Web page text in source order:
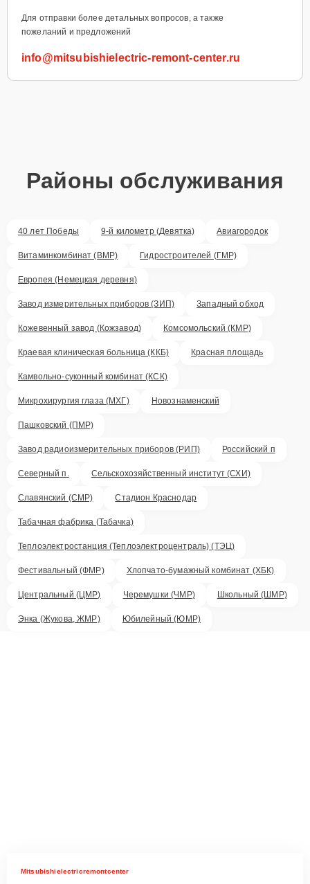
Для отправки более детальных вопросов, а также
пожеланий и предложений
info@mitsubishielectric-remont-center.ru
Районы обслуживания
40 лет Победы 9-й километр (Девятка) Авиагородок
Витаминкомбинат (ВМР) Гидростроителей (ГМР)
Европея (Немецкая деревня)
Завод измерительных приборов (ЗИП) Западный обход
Кожевенный завод (Кожзавод) Комсомольский (КМР)
Краевая клиническая больница (ККБ) Красная площадь
Камвольно-суконный комбинат (КСК)
Микрохирургия глаза (МХГ) Новознаменский
Пашковский (ПМР)
Завод радиоизмерительных приборов (РИП) Российский п
Северный п. Сельскохозяйственный институт (СХИ)
Славянский (СМР) Стадион Краснодар
Табачная фабрика (Табачка)
Теплоэлектростанция (Теплоэлектроцентраль) (ТЭЦ)
Фестивальный (ФМР) Хлопчато-бумажный комбинат (ХБК)
Центральный (ЦМР) Черемушки (ЧМР) Школьный (ШМР)
Энка (Жукова, ЖМР) Юбилейный (ЮМР)
Mitsubishielectricremontcenter